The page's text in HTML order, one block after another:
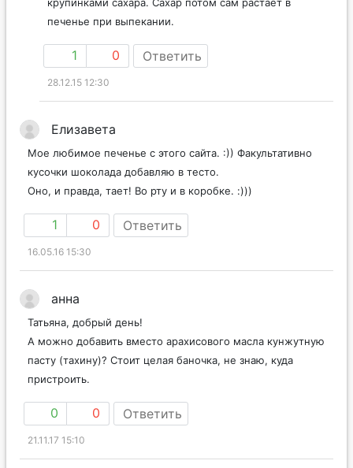
печенье при выпекании.
1 0 Ответить
28.12.15 12:30
Елизавета
Мое любимое печенье с этого сайта. :)) Факультативно
кусочки шоколада добавляю в тесто.
Оно, и правда, тает! Во рту и в коробке. :)))
1 0 Ответить
16.05.16 15:30
анна
Татьяна, добрый день!
А можно добавить вместо арахисового масла кунжутную
пасту (тахину)? Стоит целая баночка, не знаю, куда
пристроить.
0 0 Ответить
21.11.17 15:10